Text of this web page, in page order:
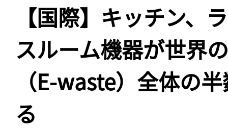
【国際】キッチン、
スルーム機器が世界
（E-waste）全体の
る